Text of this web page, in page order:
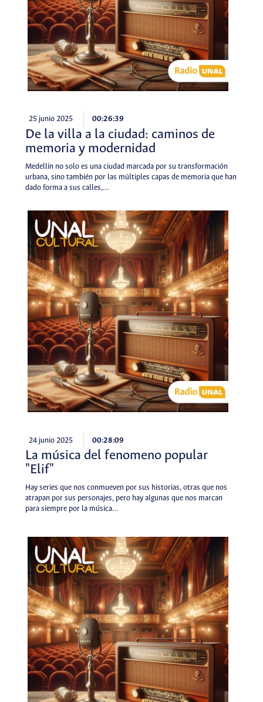
25 junio 2025 00:26:39
De la villa a la ciudad: caminos de
memoria y modernidad
Medellín no solo es una ciudad marcada por su transformación
urbana, sino también por las múltiples capas de memoria que han
dado forma a sus calles,…
24 junio 2025 00:28:09
La música del fenomeno popular
"Elif"
Hay series que nos conmueven por sus historias, otras que nos
atrapan por sus personajes, pero hay algunas que nos marcan
para siempre por la música…